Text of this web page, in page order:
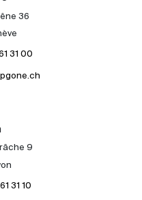
36
31 00
9
31 10